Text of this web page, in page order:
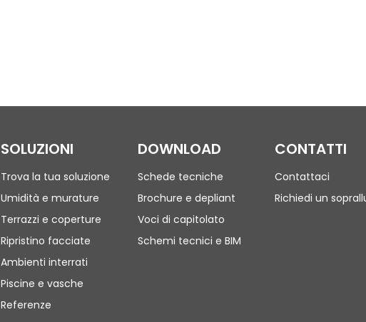
SOLUZIONI
Trova la tua soluzione
Umidità e murature
Terrazzi e coperture
Ripristino facciate
Ambienti interrati
Piscine e vasche
Referenze
DOWNLOAD
Schede tecniche
Brochure e depliant
Voci di capitolato
Schemi tecnici e BIM
CONTATTI
Contattaci
Richiedi un